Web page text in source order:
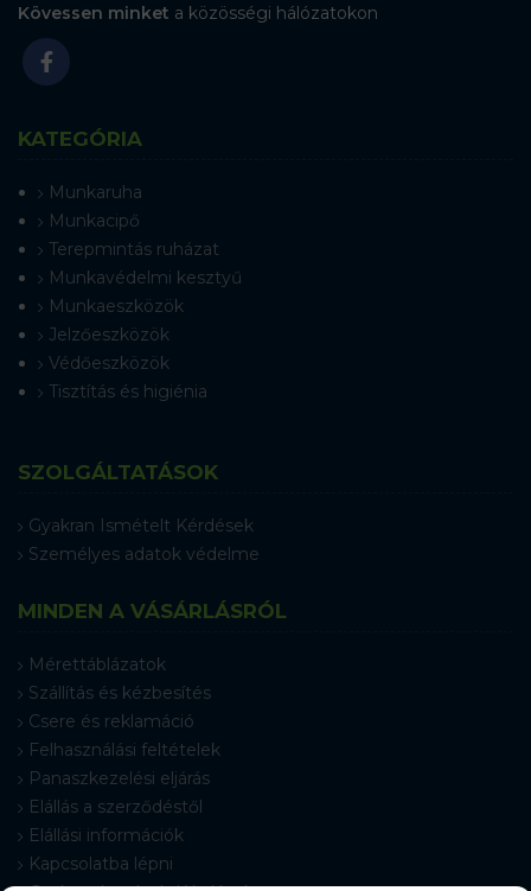
Kövessen minket a közösségi hálózatokon
KATEGÓRIA
Munkaruha
Munkacipő
Terepmintás ruházat
Munkavédelmi kesztyű
Munkaeszközök
Jelzőeszközök
Védőeszközök
Tisztítás és higiénia
SZOLGÁLTATÁSOK
Gyakran Ismételt Kérdések
Személyes adatok védelme
MINDEN A VÁSÁRLÁSRÓL
Mérettáblázatok
Szállítás és kézbesítés
Csere és reklamáció
Felhasználási feltételek
Panaszkezelési eljárás
Elállás a szerződéstől
Elállási információk
Kapcsolatba lépni